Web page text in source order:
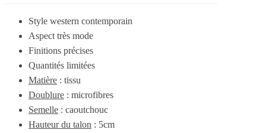
Style western contemporain
Aspect très mode
Finitions précises
Quantités limitées
Matière : tissu
Doublure : microfibres
Semelle : caoutchouc
Hauteur du talon : 5cm